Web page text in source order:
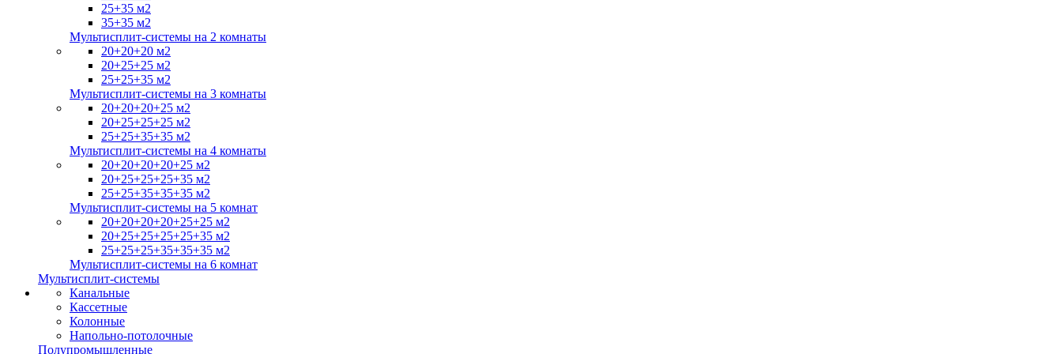
25+35 м2
35+35 м2
Мультисплит-системы на 2 комнаты
20+20+20 м2
20+25+25 м2
25+25+35 м2
Мультисплит-системы на 3 комнаты
20+20+20+25 м2
20+25+25+25 м2
25+25+35+35 м2
Мультисплит-системы на 4 комнаты
20+20+20+20+25 м2
20+25+25+25+35 м2
25+25+35+35+35 м2
Мультисплит-системы на 5 комнат
20+20+20+20+25+25 м2
20+25+25+25+25+35 м2
25+25+25+35+35+35 м2
Мультисплит-системы на 6 комнат
Мультисплит-системы
Канальные
Кассетные
Колонные
Напольно-потолочные
Полупромышленные